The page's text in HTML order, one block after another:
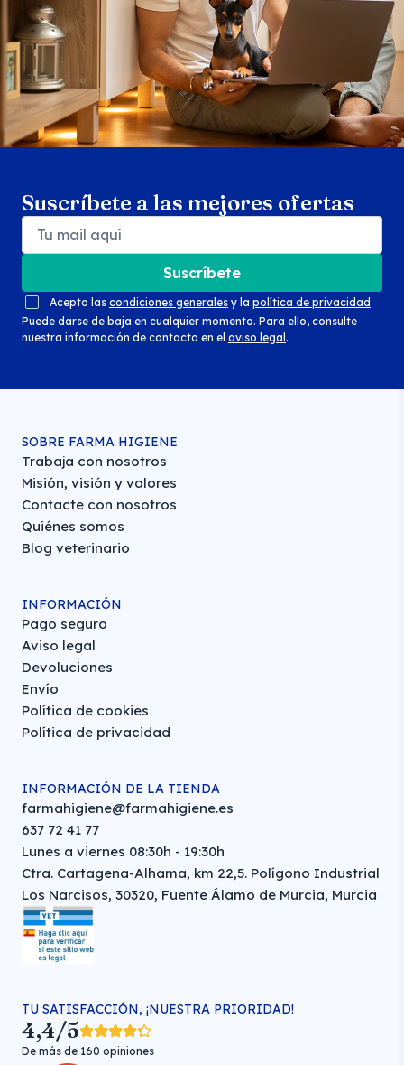
Suscríbete a las mejores ofertas
Suscríbete
Acepto las condiciones generales y la política de privacidad
Puede darse de baja en cualquier momento. Para ello, consulte
nuestra información de contacto en el aviso legal .
Search products
SOBRE FARMA HIGIENE
Trabaja con nosotros
Misión, visión y valores
Contacte con nosotros
Quiénes somos
Blog veterinario
INFORMACIÓN
Pago seguro
Aviso legal
Devoluciones
Envío
Política de cookies
Política de privacidad
INFORMACIÓN DE LA TIENDA
farmahigiene@farmahigiene.es
637 72 41 77
Lunes a viernes 08:30h - 19:30h
Ctra. Cartagena-Alhama, km 22,5. Polígono Industrial
Los Narcisos, 30320, Fuente Álamo de Murcia, Murcia
TU SATISFACCIÓN, ¡NUESTRA PRIORIDAD!
4,4/5
De más de 160 opiniones